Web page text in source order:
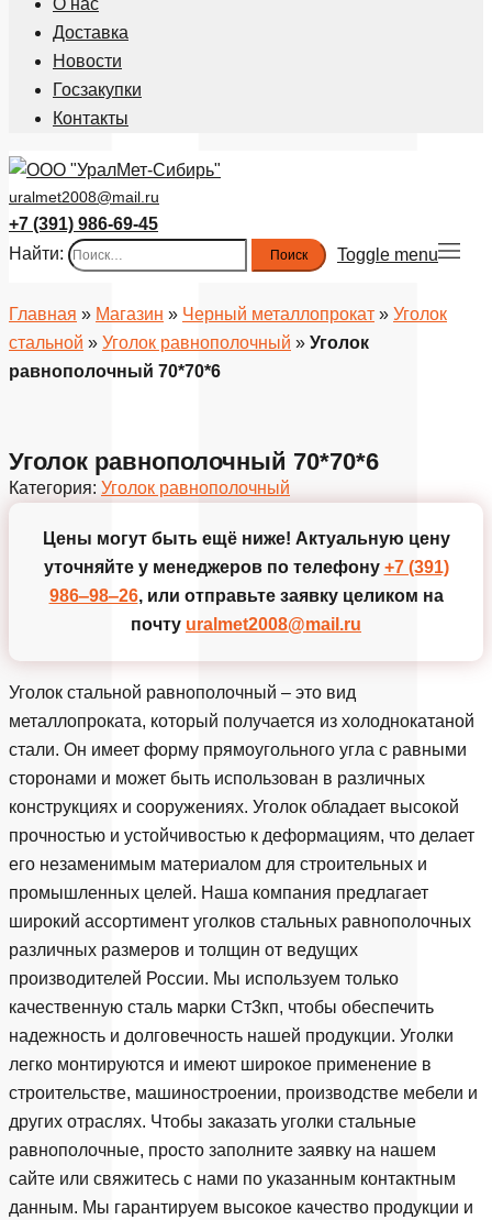
О нас
Доставка
Новости
Госзакупки
Контакты
uralmet2008@mail.ru
+7 (391) 986-69-45
Найти:
Toggle menu
Главная » Магазин » Черный металлопрокат » Уголок
стальной » Уголок равнополочный » Уголок
равнополочный 70*70*6
Уголок равнополочный 70*70*6
Категория: Уголок равнополочный
Цены могут быть ещё ниже! Актуальную цену
уточняйте у менеджеров по телефону +7 (391)
986‒98‒26, или отправьте заявку целиком на
почту uralmet2008@mail.ru
Уголок стальной равнополочный – это вид
металлопроката, который получается из холоднокатаной
стали. Он имеет форму прямоугольного угла с равными
сторонами и может быть использован в различных
конструкциях и сооружениях. Уголок обладает высокой
прочностью и устойчивостью к деформациям, что делает
его незаменимым материалом для строительных и
промышленных целей. Наша компания предлагает
широкий ассортимент уголков стальных равнополочных
различных размеров и толщин от ведущих
производителей России. Мы используем только
качественную сталь марки Ст3кп, чтобы обеспечить
надежность и долговечность нашей продукции. Уголки
легко монтируются и имеют широкое применение в
строительстве, машиностроении, производстве мебели и
других отраслях. Чтобы заказать уголки стальные
равнополочные, просто заполните заявку на нашем
сайте или свяжитесь с нами по указанным контактным
данным. Мы гарантируем высокое качество продукции и